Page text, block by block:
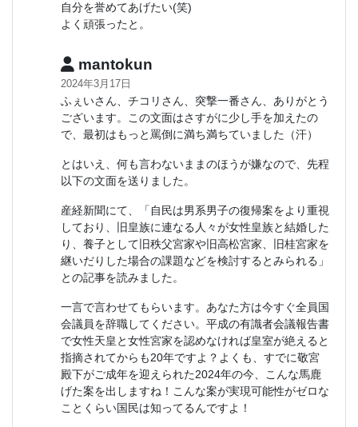
自分を誉めてあげたい(笑)
よく頑張ったと。
mantokun
2024年3月17日
ふぇいさん、チコリさん、突撃一番さん、ありがとう
ございます。この文面はさすがに少し手を加えたの
で、最初はもっと罵倒に満ち満ちていました（汗）
とはいえ、何も言わないままのほうが嫌なので、先程
以下の文面を送りました。
産経新聞にて、「自民は男系男子の復帰案をより重視
しており、旧皇族に連なる人々が女性皇族と結婚した
り、養子として旧秩父宮家や旧高松宮家、旧桂宮家を
継いだりした場合の課題などを検討するとみられる」
との記事を読みました。
一言で言わせてもらいます。あなた方は今すぐ全員国
会議員を辞職してください。平成の有識者会議報告書
で女性天皇と女性宮家を認めなければ皇室が絶えると
指摘されてからも20年ですよ？よくも、すでに敬宮
殿下がご成年を迎えられた2024年の今、こんな馬鹿
げた案を出しますね！こんな案が実現可能性がゼロな
ことくらい国民は知ってるんですよ！